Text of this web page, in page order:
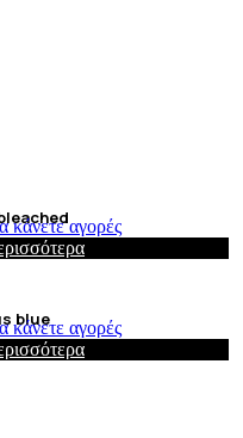
κάνετε αγορές
blue
κάνετε αγορές